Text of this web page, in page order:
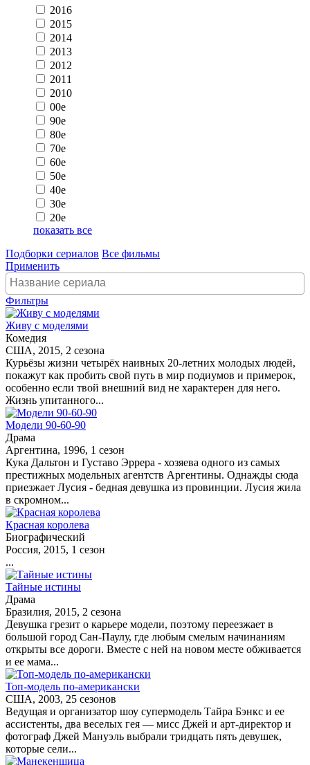
2016
2015
2014
2013
2012
2011
2010
00e
90e
80e
70e
60e
50e
40e
30e
20e
показать все
Подборки сериалов Все фильмы
Применить
Фильтры
Живу с моделями
Комедия
США, 2015, 2 сезона
Курьёзы жизни четырёх наивных 20-летних молодых людей,
покажут как пробить свой путь в мир подиумов и примерок,
особенно если твой внешний вид не характерен для него.
Жизнь упитанного...
Модели 90-60-90
Драма
Аргентина, 1996, 1 сезон
Кука Дальтон и Густаво Эррера - хозяева одного из самых
престижных модельных агентств Аргентины. Однажды сюда
приезжает Лусия - бедная девушка из провинции. Лусия жила
в скромном...
Красная королева
Биографический
Россия, 2015, 1 сезон
...
Тайные истины
Драма
Бразилия, 2015, 2 сезона
Девушка грезит о карьере модели, поэтому переезжает в
большой город Сан-Паулу, где любым смелым начинаниям
открыты все дороги. Вместе с ней на новом месте обживается
и ее мама...
Топ-модель по-американски
США, 2003, 25 сезонов
Ведущая и организатор шоу супермодель Тайра Бэнкс и ее
ассистенты, два веселых гея — мисс Джей и арт-директор и
фотограф Джей Мануэль выбрали тридцать пять девушек,
которые сели...